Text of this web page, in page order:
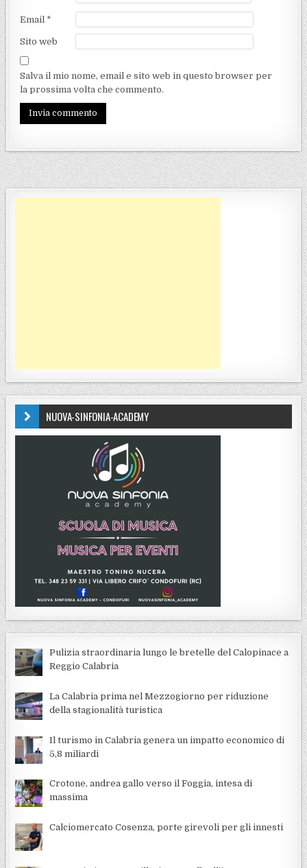
Email *
Sito web
Salva il mio nome, email e sito web in questo browser per
la prossima volta che commento.
NUOVA-SINFONIA-ACADEMY
Pulizia straordinaria lungo le bretelle del Calopinace a
Reggio Calabria
La Calabria prima nel Mezzogiorno per riduzione
della stagionalità turistica
Il turismo in Calabria genera un impatto economico di
5,8 miliardi
Crotone, andrea gallo verso il Foggia, intesa di
massima
Calciomercato Cosenza, porte girevoli per gli innesti